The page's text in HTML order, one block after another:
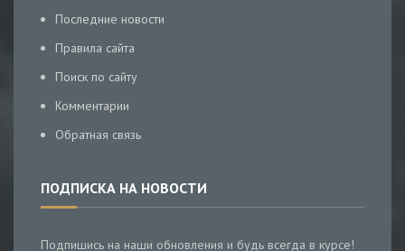
Последние новости
Правила сайта
Поиск по сайту
Комментарии
Обратная связь
ПОДПИСКА НА НОВОСТИ
Подпишись на наши обновления и будь всегда в курсе!